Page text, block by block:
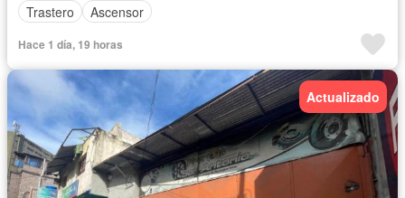
Trastero
Ascensor
Hace 1 día, 19 horas
Actualizado